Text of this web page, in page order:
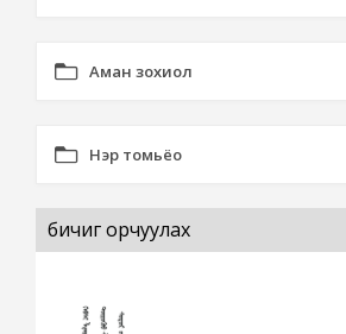
Аман зохиол
Нэр томьёо
бичиг орчуулах